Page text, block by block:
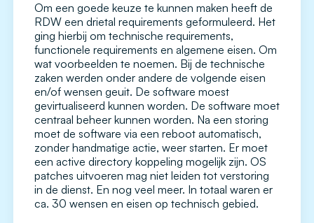
Om een goede keuze te kunnen maken heeft de
RDW een drietal requirements geformuleerd. Het
ging hierbij om technische requirements,
functionele requirements en algemene eisen. Om
wat voorbeelden te noemen. Bij de technische
zaken werden onder andere de volgende eisen
en/of wensen geuit. De software moest
gevirtualiseerd kunnen worden. De software moet
centraal beheer kunnen worden. Na een storing
moet de software via een reboot automatisch,
zonder handmatige actie, weer starten. Er moet
een active directory koppeling mogelijk zijn. OS
patches uitvoeren mag niet leiden tot verstoring
in de dienst. En nog veel meer. In totaal waren er
ca. 30 wensen en eisen op technisch gebied.